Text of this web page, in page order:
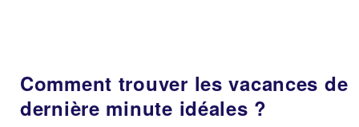
Comment trouver les vacances de
dernière minute idéales ?